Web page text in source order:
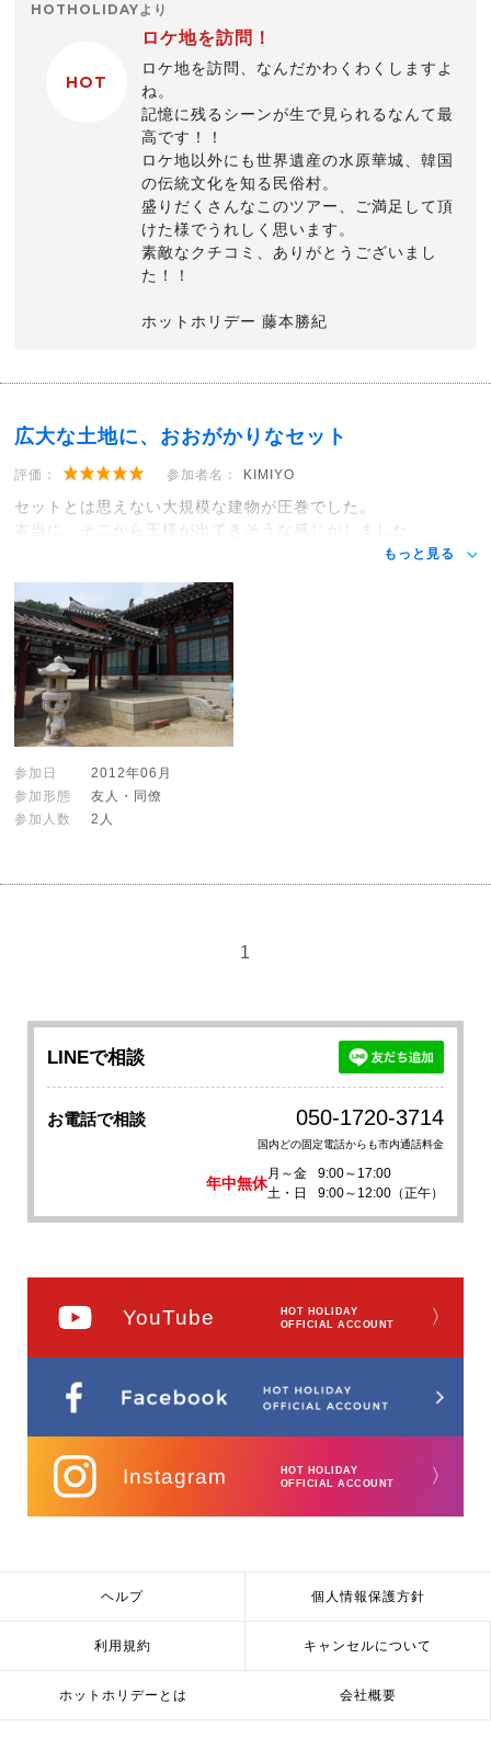
HOTHOLIDAYより
HOT
ロケ地を訪問！
ロケ地を訪問、なんだかわくわくしますよ
ね。
記憶に残るシーンが生で見られるなんて最
高です！！
ロケ地以外にも世界遺産の水原華城、韓国
の伝統文化を知る民俗村。
盛りだくさんなこのツアー、ご満足して頂
けた様でうれしく思います。
素敵なクチコミ、ありがとうございまし
た！！
ホットホリデー 藤本勝紀
広大な土地に、おおがかりなセット
評価： 参加者名： KIMIYO
セットとは思えない大規模な建物が圧巻でした。
本当に、そこから王様が出てきそうな感じがしました。
もっと見る
参加日
2012年06月
参加形態
友人・同僚
参加人数
2人
1
LINEで相談
お電話で相談 050-1720-3714
国内どの固定電話からも市内通話料金
年中無休
月～金
9:00～17:00
土・日
9:00～12:00（正午）
YouTube
HOT HOLIDAY
OFFICIAL ACCOUNT
〉
Instagram
HOT HOLIDAY
OFFICIAL ACCOUNT
〉
ヘルプ 個人情報保護方針
利用規約 キャンセルについて
ホットホリデーとは 会社概要